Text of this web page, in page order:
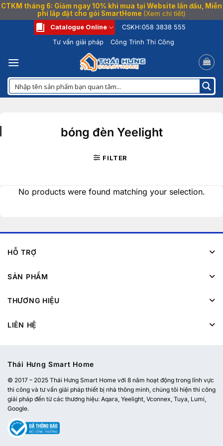
CTKM tháng 6: Giảm ngay 10% khi mua tại Website lần đầu, Miễn
phí lắp đặt cho gói SmartHome (Xem chi tiết)
dung
Catalogue Online CSKH:058 3838 555
Tư vấn giải pháp
Công Trình Thi Công
bóng đèn Yeelight
FILTER
No products were found matching your selection.
HỖ TRỢ
SẢN PHẨM
THƯƠNG HIỆU
LIÊN HỆ
Thái Hưng Smart Home
© 2017 – 2025 Thái Hưng Smart Home với 8 năm hoạt động trong lĩnh vực
thi công và tư vấn giải pháp thiết bị nhà thông minh, chúng tôi hiện thi công
giải pháp đến từ các thương hiệu: Aqara, Yeelight, Vconnex, Tuya, Lumi,
Google.